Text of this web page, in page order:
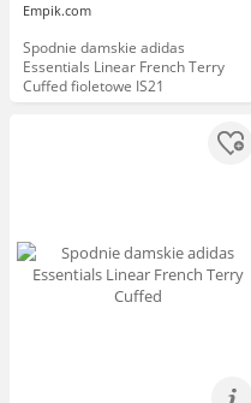
Empik.com
Spodnie damskie adidas
Essentials Linear French Terry
Cuffed fioletowe IS21